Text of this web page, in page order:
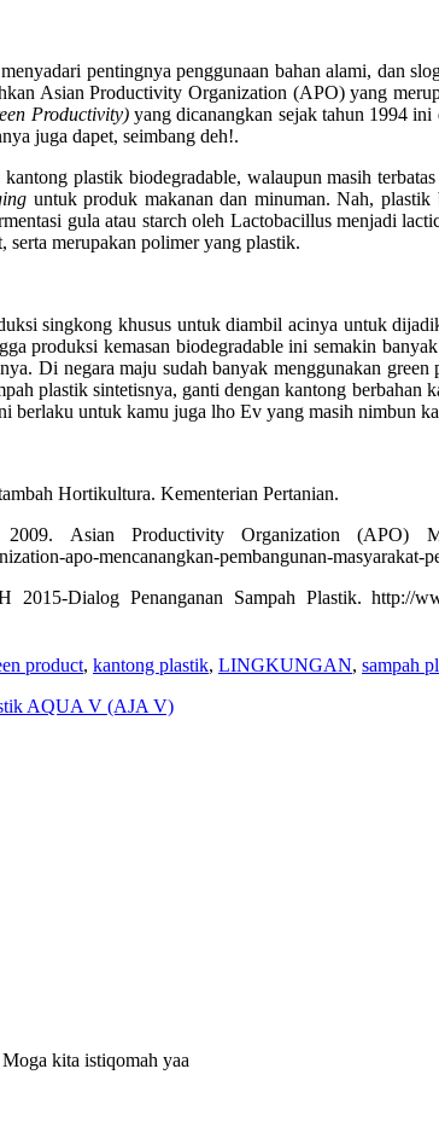
pentingnya penggunaan bahan alami, dan
Asian Productivity Organization (APO) yang
Productivity)yang dicanangkan sejak tahun 1994 ini
juga dapet, seimbang deh!.
plastik biodegradable, walaupun masih
untuk produk makanan dan minuman. Nah,
gula atau starch oleh Lactobacillus menjadi
merupakan polimer yang plastik.
singkong khusus untuk diambil acinya untuk
produksi kemasan biodegradable ini semakin
Di negara maju sudah banyak menggunakan
plastik sintetisnya, ganti dengan kantong
berlaku untuk kamu juga lho Ev yang masih nimbun
Hortikultura. Kementerian Pertanian.
Asian Productivity Organization (APO)
apo-mencanangkan-pembangunan-
Dialog Penanganan Sampah Plastik. http://
product, kantong plastik, LINGKUNGAN, sampah
AQUA V (AJA V)
kita istiqomah yaa